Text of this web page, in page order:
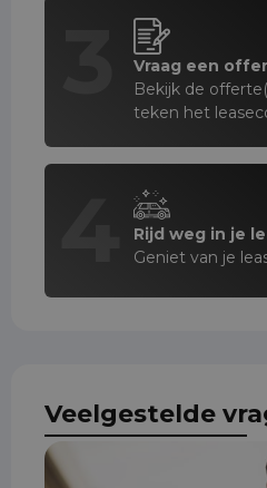
Vraag een
Bekijk de
teken het
Rijd weg in je
Geniet van je
Veelgestelde